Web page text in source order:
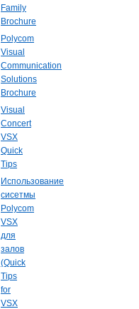
Family
Brochure
Polycom
Visual
Communication
Solutions
Brochure
Visual
Concert
VSX
Quick
Tips
Использование
сисетмы
Polycom
VSX
для
залов
(Quick
Tips
for
VSX